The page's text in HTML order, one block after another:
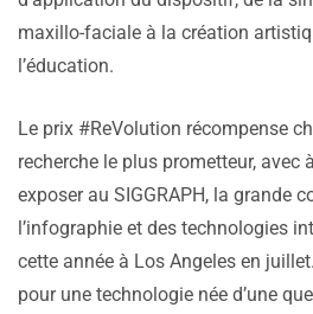
maxillo-faciale à la création
l’éducation.
Le prix #ReVolution récompense
recherche le plus prometteur, avec
exposer au SIGGRAPH, la grande
l’infographie et des technologies
cette année à Los Angeles en
pour une technologie née d’une